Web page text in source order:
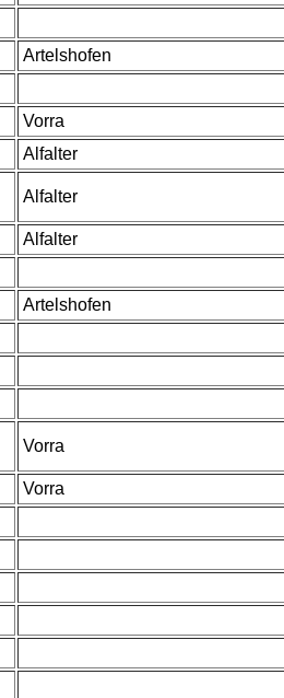
Artelshofen
Vorra
Alfalter
Alfalter
Alfalter
Artelshofen
Vorra
Vorra